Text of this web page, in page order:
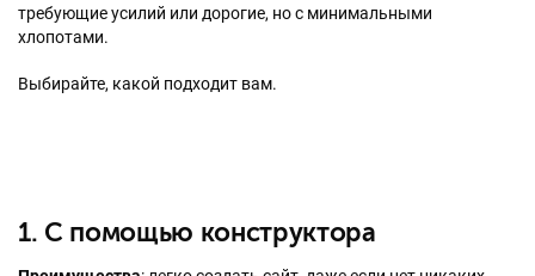
требующие усилий или дорогие, но с минимальными
хлопотами.
Выбирайте, какой подходит вам.
1. С помощью конструктора